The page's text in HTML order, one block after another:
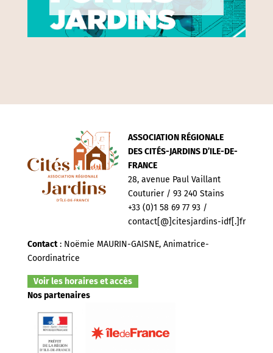
ASSOCIATION RÉGIONALE
DES CITÉS-JARDINS D’ILE-DE-
FRANCE
28, avenue Paul Vaillant
Couturier / 93 240 Stains
+33 (0)1 58 69 77 93 /
contact[@]citesjardins-idf[.]fr
Contact: Noëmie MAURIN-GAISNE, Animatrice-
Coordinatrice
Voir les horaires et accès
Nos partenaires